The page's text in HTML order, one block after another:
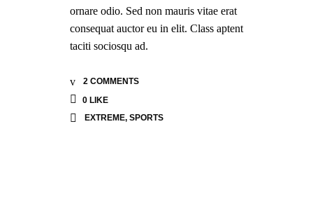
ornare odio. Sed non mauris vitae erat
consequat auctor eu in elit. Class aptent
taciti sociosqu ad.
2 COMMENTS
0 LIKE
EXTREME, SPORTS